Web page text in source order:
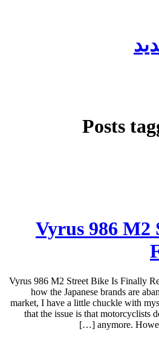
Posts
Vyrus 986 M2
Vyrus 986 M2 Street Bike Is Finally
how the Japanese brands are
market, I have a little chuckle with
that the issue is that motorcyclists
anymore.